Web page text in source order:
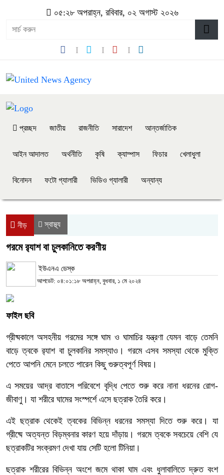
০৫:২৮ অপরাহ্ন, রবিবার, ০২ অগাস্ট ২০২৬
প্রচ্ছদ জাতীয় রাজনীতি সারাদেশ আন্তর্জাতিক
আইন আদালত অর্থনীতি কৃষি ক্যাম্পাস ফিচার খেলাধুলা
বিনোদন ফটো গ্যালারী ভিডিও গ্যালারী অন্যান্য
নীড় স্বাস্থ্য
গরমে র‍্যাশ বা চুলকানিতে করণীয়
ইউএনএ ডেস্ক
আপডেট: ০৪:০১:১৮ অপরাহ্ন, বুধবার, ১ মে ২০২৪
ফাইল ছবি
গ্রীষ্মকালে অসহনীয় গরমের সঙ্গে ঘাম ও ঘামাচির যন্ত্রণা যেমন বাড়ে তেমনি
বাড়ে ত্বকে র‌্যাশ বা চুলকানির সমস্যাও। গরমে এসব সমস্যা থেকে মুক্তি
পেতে আপনি মেনে চলতে পারেন কিছু গুরুত্বপূর্ণ বিষয়।
এ সময়ের আদ্র বাতাসে পরিবেশে বৃদ্ধি পেতে শুরু করে নানা ধরনের রোগ-
জীবাণু। যা শরীরে ঘামের সংস্পর্শে এসে ছত্রাক তৈরি করে।
এই ছত্রাক থেকেই ত্বকের বিভিন্ন ধরনের সমস্যা দিতে শুরু করে। যা
গ্রীষ্মে অত্যন্ত বিড়ম্বনার কারণ হয়ে দাঁড়ায়। গরমে ত্বকে সবচেয়ে বেশি যে
ছত্রাকটির সংক্রমণ দেখা যায় সেটি হলো টিনিয়া।
ছত্রাক শরীরের বিভিন্ন অংশে জমে থাকা ঘাম এবং ধুলাবালিতে দ্রুত বংশ